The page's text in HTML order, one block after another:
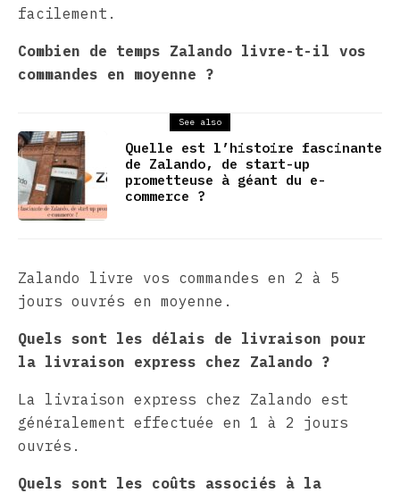
facilement.
Combien de temps Zalando livre-t-il vos
commandes en moyenne ?
See also
Quelle est l’histoire fascinante
de Zalando, de start-up
prometteuse à géant du e-
commerce ?
Zalando livre vos commandes en 2 à 5
jours ouvrés en moyenne.
Quels sont les délais de livraison pour
la livraison express chez Zalando ?
La livraison express chez Zalando est
généralement effectuée en 1 à 2 jours
ouvrés.
Quels sont les coûts associés à la